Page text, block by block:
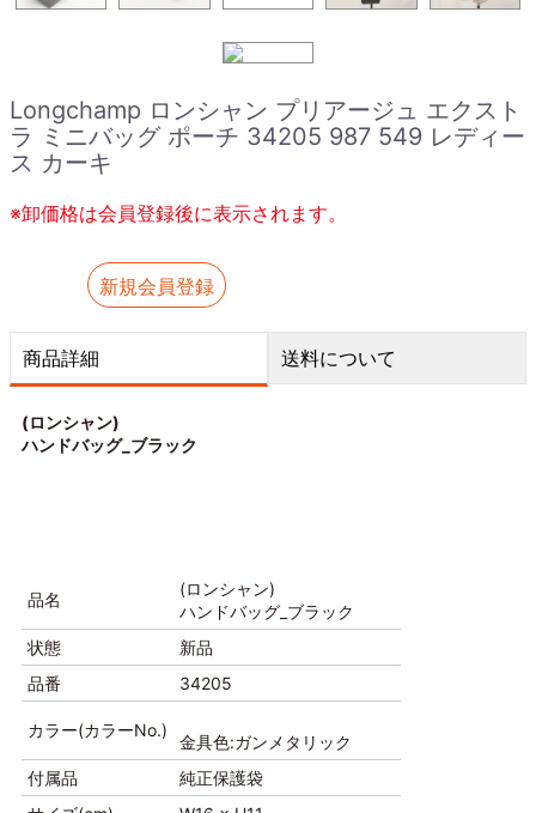
Longchamp ロンシャン プリアージュ エクスト
ラ ミニバッグ ポーチ 34205 987 549 レディー
ス カーキ
※卸価格は会員登録後に表示されます。
新規会員登録
商品詳細 送料について
(ロンシャン)
ハンドバッグ_ブラック
品名
(ロンシャン)
ハンドバッグ_ブラック
状態
新品
品番
34205
カラー(カラーNo.)
金具色:ガンメタリック
付属品
純正保護袋